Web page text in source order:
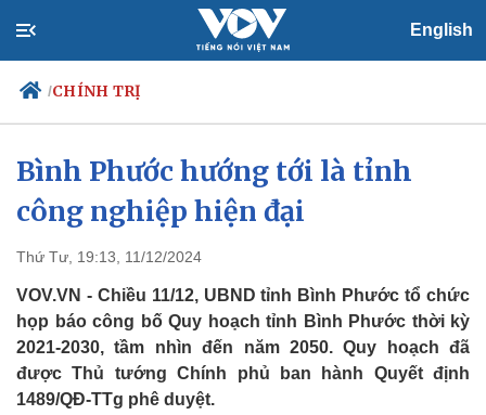
English
/CHÍNH TRỊ
Chính trị
Tổ chức nhân sự
Nhận diện sự thật
Xã hội
Tin 24h
Dấu ấn VOV
Việc làm
Biển đảo
Bình Phước hướng tới là tỉnh
công nghiệp hiện đại
Thứ Tư, 19:13, 11/12/2024
VOV.VN - Chiều 11/12, UBND tỉnh Bình Phước tổ chức
họp báo công bố Quy hoạch tỉnh Bình Phước thời kỳ
2021-2030, tầm nhìn đến năm 2050. Quy hoạch đã
được Thủ tướng Chính phủ ban hành Quyết định
1489/QĐ-TTg phê duyệt.